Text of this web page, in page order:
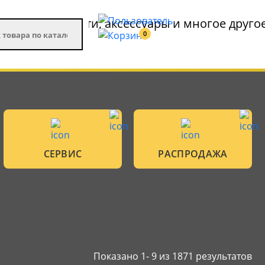
0
СЕРВИС РАСПРОДАЖА
Показано 1- 9 из 1871 результатов